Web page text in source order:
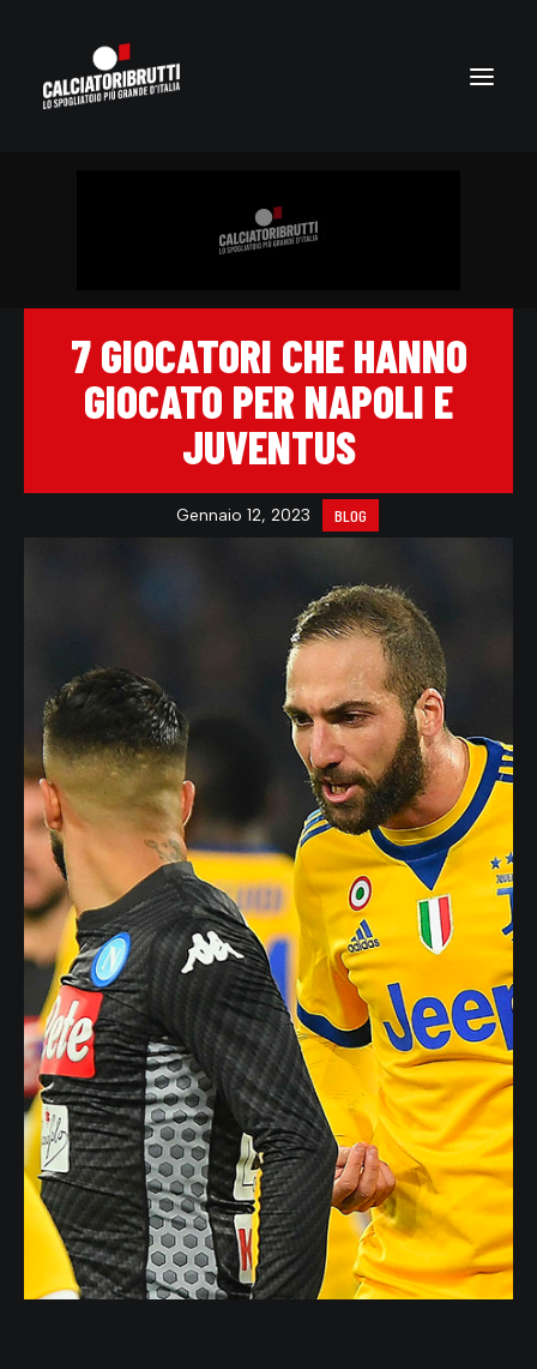
7 GIOCATORI CHE HANNO
GIOCATO PER NAPOLI E
JUVENTUS
Gennaio 12, 2023 BLOG